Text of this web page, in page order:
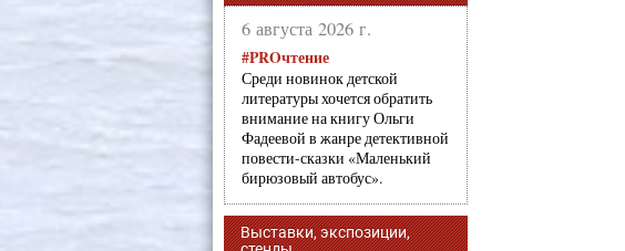
6 августа 2026 г.
#PROчтение
Среди новинок детской
литературы хочется обратить
внимание на книгу Ольги
Фадеевой в жанре детективной
повести-сказки «Маленький
бирюзовый автобус».
Выставки, экспозиции,